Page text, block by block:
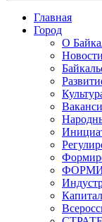
Главная
Город
О